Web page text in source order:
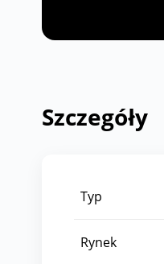
Szczegóły
Typ
Rynek